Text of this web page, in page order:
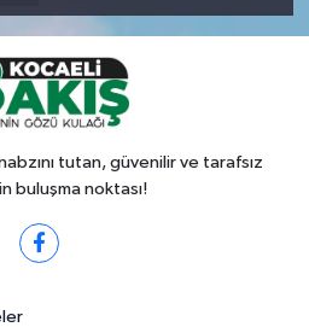
tutan, güvenilir ve tarafsız
buluşma noktası!